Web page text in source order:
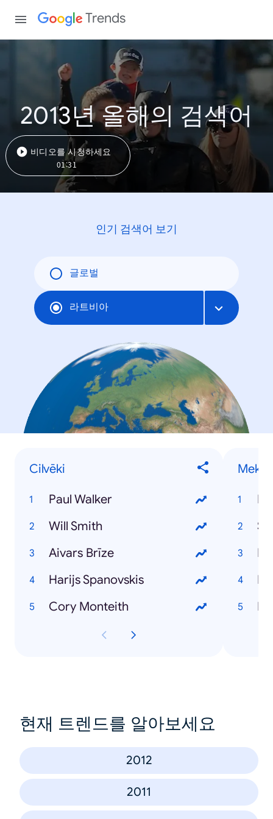
Trends
2013년 올해의 검색어
비디오를 시청하세요
01:31
인기 검색어 보기
글로벌
라트비아
Cilvēki
Paul Walker
Will Smith
Aivars Brīze
Harijs Spanovskis
Cory Monteith
현재 트렌드를 알아보세요
2012
2011